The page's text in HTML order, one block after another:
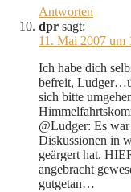
Antworten
dpr sagt:
11. Mai 2007 um
Ich habe dich
befreit,
sich bitte
@Ludger: Es
Diskussionen in
geärgert hat.
angebracht
gutgetan…